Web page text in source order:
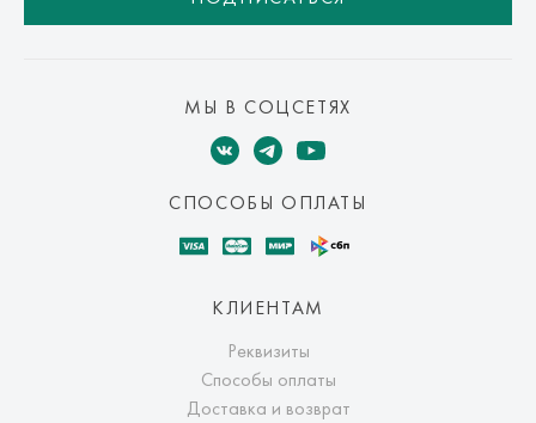
МЫ В СОЦСЕТЯХ
СПОСОБЫ ОПЛАТЫ
КЛИЕНТАМ
Реквизиты
Способы оплаты
Доставка и возврат